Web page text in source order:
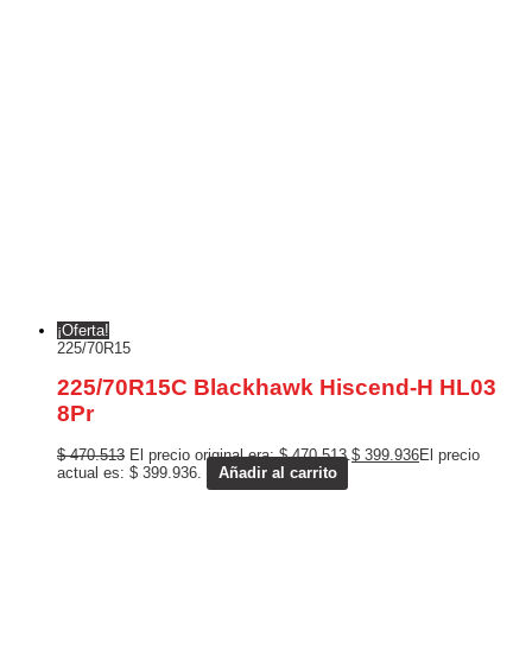
¡Oferta!
225/70R15
225/70R15C Blackhawk Hiscend-H HL03
8Pr
$470.513 El precio original era: $ 470.513.$ 399.936El precio
actual es: $ 399.936.
Añadir al carrito